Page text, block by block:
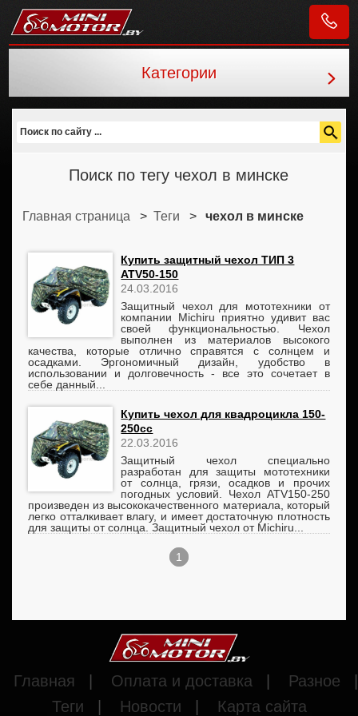
Категории
Поиск по тегу чехол в минске
Главная страница > Теги > чехол в минске
Купить защитный чехол ТИП 3
ATV50-150
24.03.2016
Защитный чехол для мототехники от
компании Michiru приятно удивит вас
своей функциональностью. Чехол
выполнен из материалов высокого
качества, которые отлично справятся с солнцем и
осадками. Эргономичный дизайн, удобство в
использовании и долговечность - все это сочетает в
себе данный...
Купить чехол для квадроцикла 150-
250cc
22.03.2016
Защитный чехол специально
разработан для защиты мототехники
от солнца, грязи, осадков и прочих
погодных условий. Чехол ATV150-250
произведен из высококачественного материала, который
легко отталкивает влагу, и имеет достаточную плотность
для защиты от солнца. Защитный чехол от Michiru...
1
Главная Оплата и доставка Разное
Теги
Новости Карта сайта